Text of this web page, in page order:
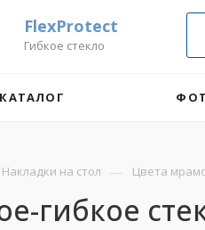
FlexProtect
Гибкое стекло
КАТАЛОГ
Накладки на стол — Цвета
гибкое